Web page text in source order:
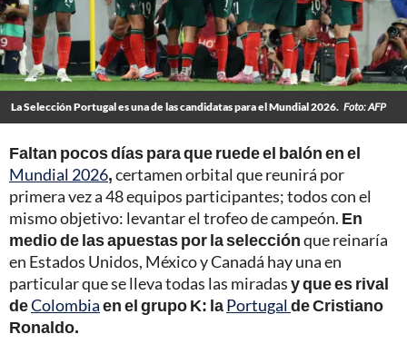
La Selección Portugal es una de las candidatas para el Mundial 2026. Foto: AFP
Faltan pocos días para que ruede el balón en el
Mundial 2026,certamen orbital que reunirá por
primera vez a 48 equipos participantes; todos con el
mismo objetivo: levantar el trofeo de campeón. En
medio de las apuestas por la selecciónque reinaría
en Estados Unidos, México y Canadá hay una en
particular que se lleva todas las miradasy que es rival
deColombiaen el grupo K: laPortugalde Cristiano
Ronaldo.